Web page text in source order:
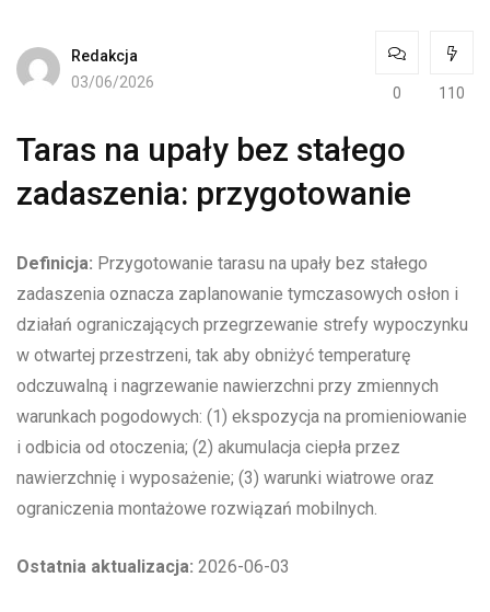
Redakcja
03/06/2026
0 110
Taras na upały bez stałego
zadaszenia: przygotowanie
Definicja: Przygotowanie tarasu na upały bez stałego
zadaszenia oznacza zaplanowanie tymczasowych osłon i
działań ograniczających przegrzewanie strefy wypoczynku
w otwartej przestrzeni, tak aby obniżyć temperaturę
odczuwalną i nagrzewanie nawierzchni przy zmiennych
warunkach pogodowych: (1) ekspozycja na promieniowanie
i odbicia od otoczenia; (2) akumulacja ciepła przez
nawierzchnię i wyposażenie; (3) warunki wiatrowe oraz
ograniczenia montażowe rozwiązań mobilnych.
Ostatnia aktualizacja: 2026-06-03